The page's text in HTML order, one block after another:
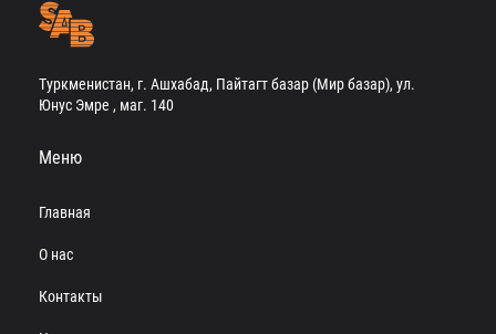
Туркменистан, г. Ашхабад, Пайтагт базар (Мир базар), ул.
Юнус Эмре , маг. 140
Меню
Главная
О нас
Контакты